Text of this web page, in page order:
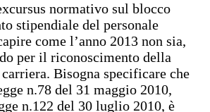
normativo sul blocco
stipendiale del personale
come l’anno 2013 non sia,
per il riconoscimento della
Bisogna specificare che
n.78 del 31 maggio 2010,
n.122 del 30 luglio 2010, è